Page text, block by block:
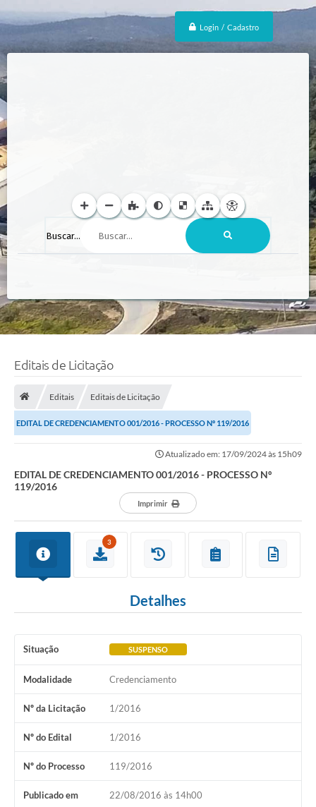
Login / Cadastro
Buscar...
Editais de Licitação
Editais Editais de Licitação
EDITAL DE CREDENCIAMENTO 001/2016 - PROCESSO Nº 119/2016
Atualizado em: 17/09/2024 às 15h09
EDITAL DE CREDENCIAMENTO 001/2016 - PROCESSO Nº
119/2016
Imprimir
3
Detalhes
Situação SUSPENSO
Modalidade Credenciamento
Nº da Licitação 1/2016
Nº do Edital 1/2016
Nº do Processo 119/2016
Publicado em 22/08/2016 às 14h00